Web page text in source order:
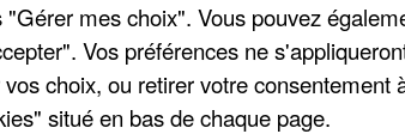
mes choix". Vous pouvez
Vos préférences ne
choix, ou retirer votre consentement
situé en bas de chaque page.